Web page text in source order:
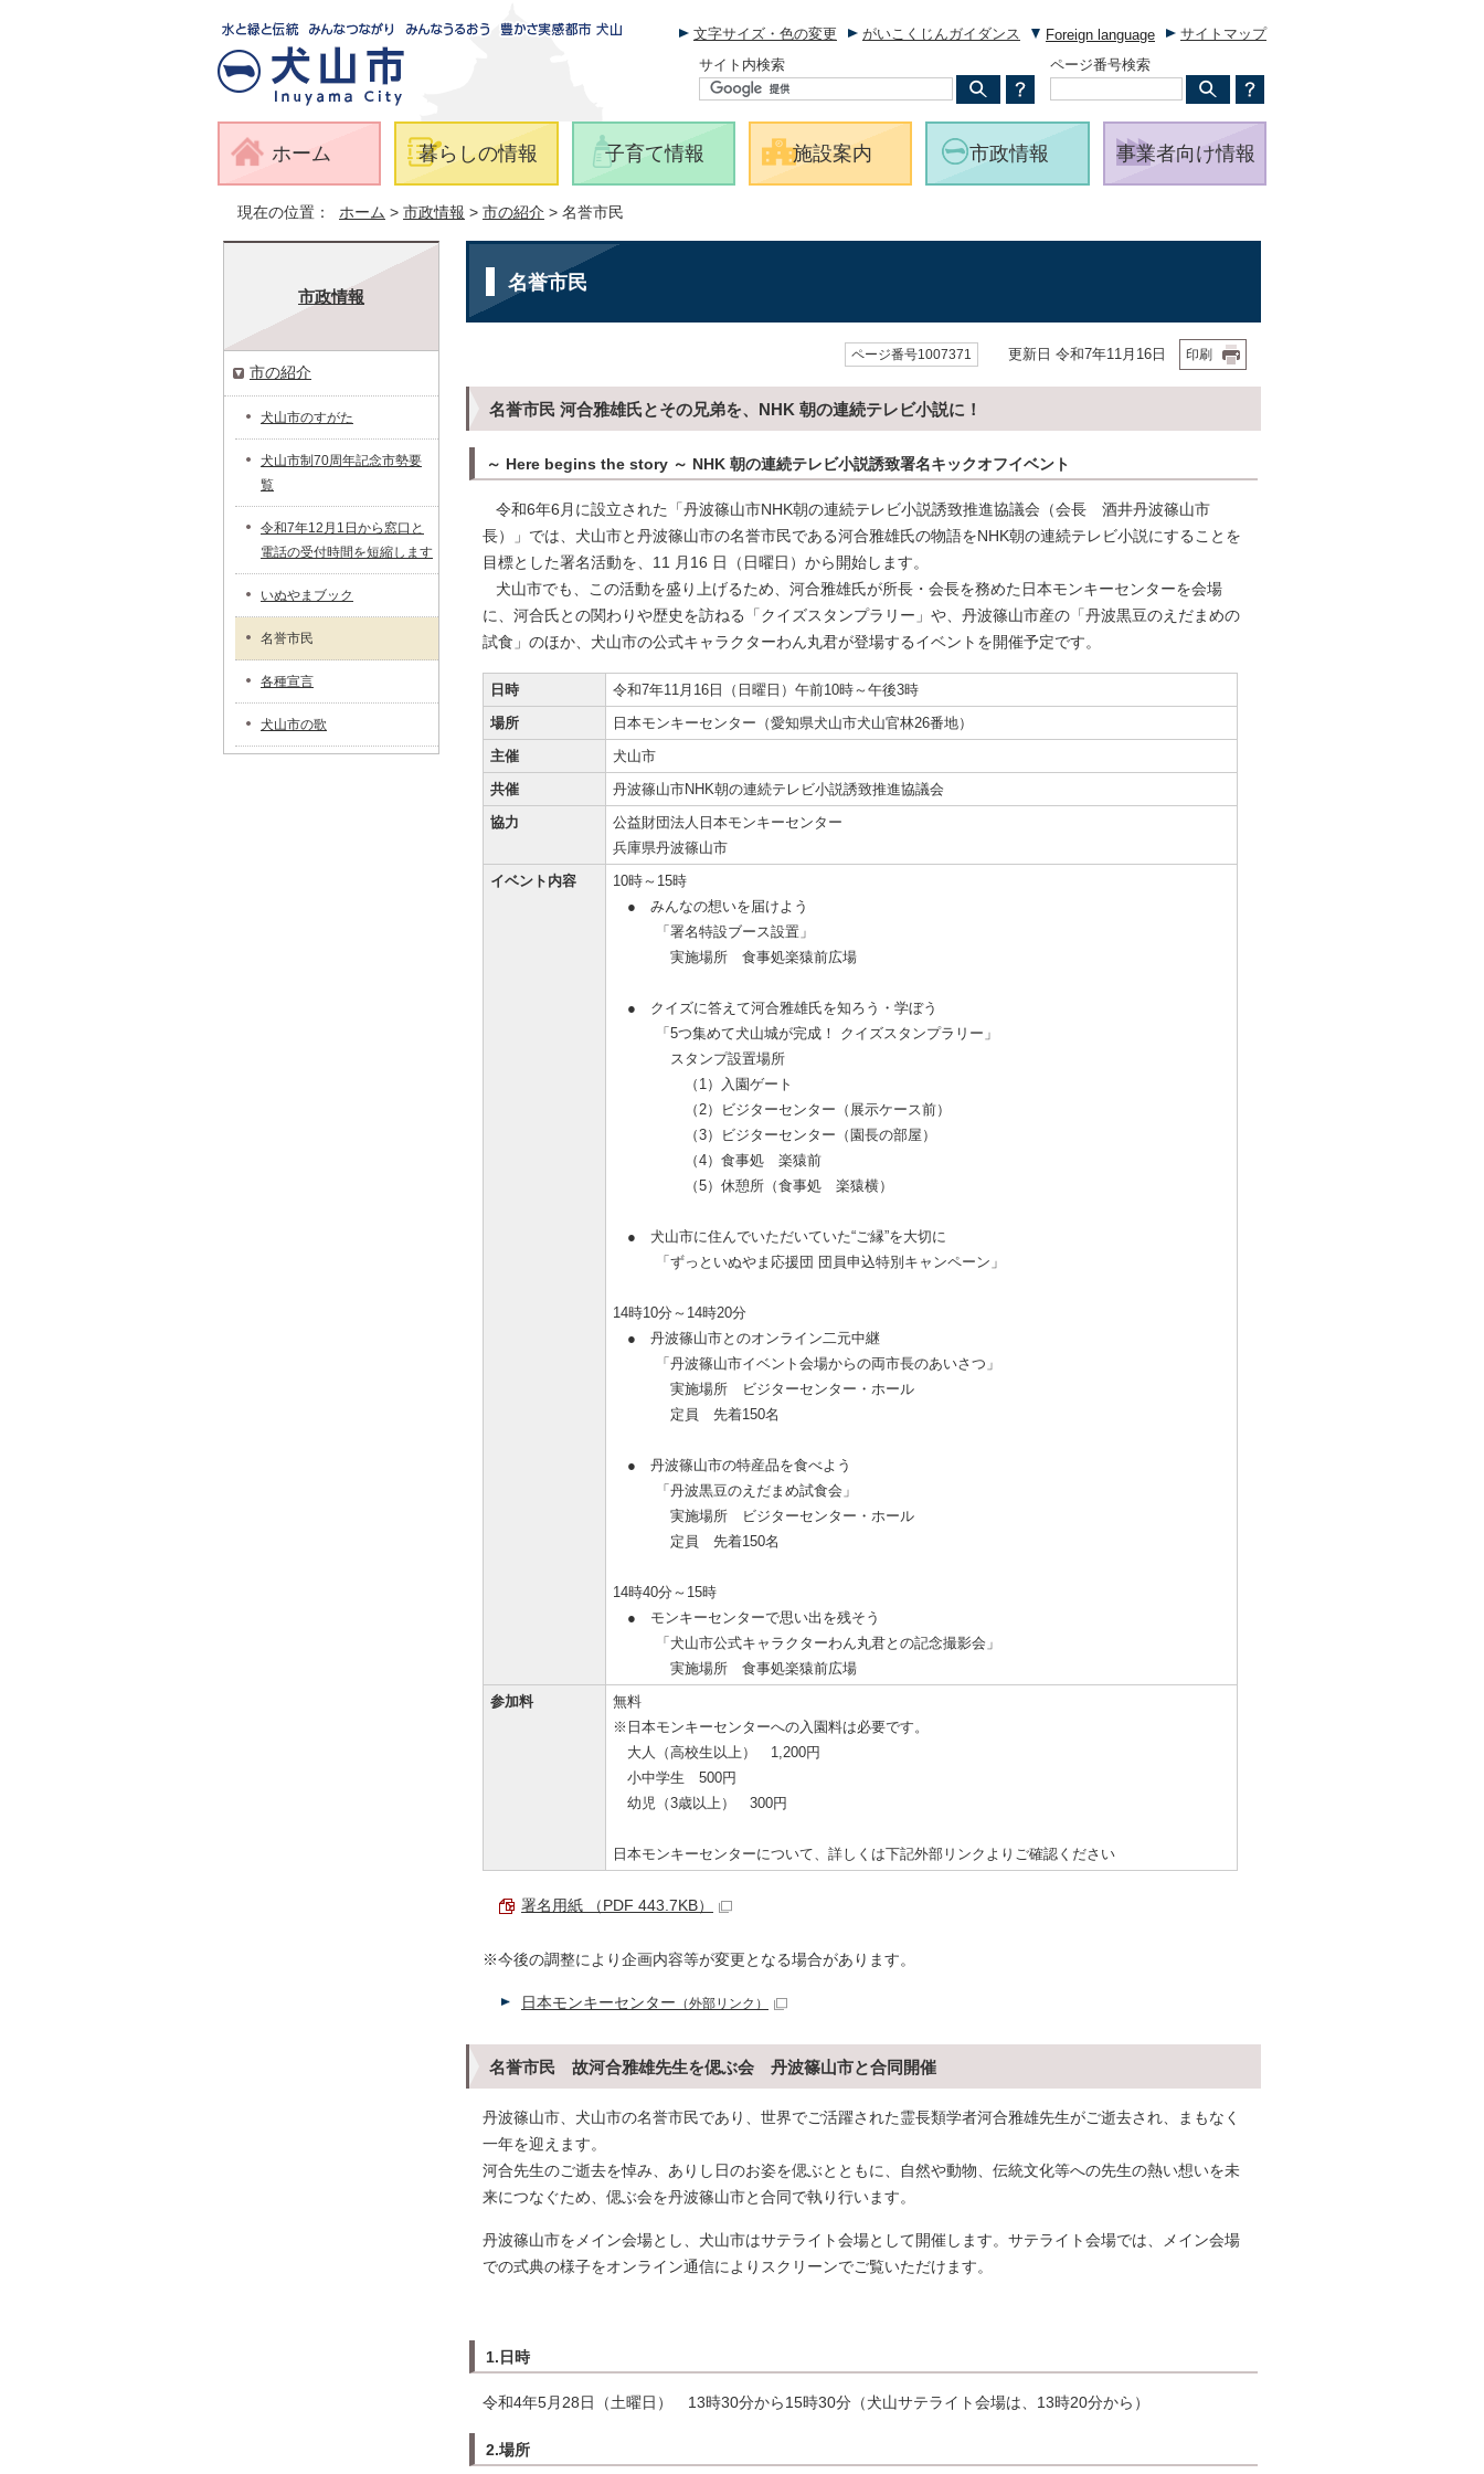
文字サイズ・色の変更 がいこくじんガイダンス Foreign language
サイトマップ
サイト内検索
ページ番号検索
ホーム 暮らしの情報 子育て情報 施設案内 市政情報 事業者向け情報
現在の位置： ホーム > 市政情報 > 市の紹介 > 名誉市民
名誉市民
ページ番号1007371 更新日 令和7年11月16日 印刷
名誉市民 河合雅雄氏とその兄弟を、NHK 朝の連続テレビ小説に！
～ Here begins the story ～ NHK 朝の連続テレビ小説誘致署名キックオフイベント
令和6年6月に設立された「丹波篠山市NHK朝の連続テレビ小説誘致推進協議会（会長 酒井丹波篠山市
長）」では、犬山市と丹波篠山市の名誉市民である河合雅雄氏の物語をNHK朝の連続テレビ小説にすることを
目標とした署名活動を、11 月16 日（日曜日）から開始します。
犬山市でも、この活動を盛り上げるため、河合雅雄氏が所長・会長を務めた日本モンキーセンターを会場
に、河合氏との関わりや歴史を訪ねる「クイズスタンプラリー」や、丹波篠山市産の「丹波黒豆のえだまめの
試食」のほか、犬山市の公式キャラクターわん丸君が登場するイベントを開催予定です。
日時
令和7年11月16日（日曜日）午前10時～午後3時
場所
日本モンキーセンター（愛知県犬山市犬山官林26番地）
主催
犬山市
共催
丹波篠山市NHK朝の連続テレビ小説誘致推進協議会
協力
公益財団法人日本モンキーセンター
兵庫県丹波篠山市
イベント内容
10時～15時
● みんなの想いを届けよう
「署名特設ブース設置」
実施場所 食事処楽猿前広場
● クイズに答えて河合雅雄氏を知ろう・学ぼう
「5つ集めて犬山城が完成！ クイズスタンプラリー」
スタンプ設置場所
（1）入園ゲート
（2）ビジターセンター（展示ケース前）
（3）ビジターセンター（園長の部屋）
（4）食事処 楽猿前
（5）休憩所（食事処 楽猿横）
● 犬山市に住んでいただいていた“ご縁”を大切に
「ずっといぬやま応援団 団員申込特別キャンペーン」
14時10分～14時20分
● 丹波篠山市とのオンライン二元中継
「丹波篠山市イベント会場からの両市長のあいさつ」
実施場所 ビジターセンター・ホール
定員 先着150名
● 丹波篠山市の特産品を食べよう
「丹波黒豆のえだまめ試食会」
実施場所 ビジターセンター・ホール
定員 先着150名
14時40分～15時
● モンキーセンターで思い出を残そう
「犬山市公式キャラクターわん丸君との記念撮影会」
実施場所 食事処楽猿前広場
参加料
無料
※日本モンキーセンターへの入園料は必要です。
大人（高校生以上） 1,200円
小中学生 500円
幼児（3歳以上） 300円
日本モンキーセンターについて、詳しくは下記外部リンクよりご確認ください
署名用紙 （PDF 443.7KB）
※今後の調整により企画内容等が変更となる場合があります。
日本モンキーセンター （外部リンク）
名誉市民 故河合雅雄先生を偲ぶ会 丹波篠山市と合同開催
丹波篠山市、犬山市の名誉市民であり、世界でご活躍された霊長類学者河合雅雄先生がご逝去され、まもなく
一年を迎えます。
河合先生のご逝去を悼み、ありし日のお姿を偲ぶとともに、自然や動物、伝統文化等への先生の熱い想いを未
来につなぐため、偲ぶ会を丹波篠山市と合同で執り行います。
丹波篠山市をメイン会場とし、犬山市はサテライト会場として開催します。サテライト会場では、メイン会場
での式典の様子をオンライン通信によりスクリーンでご覧いただけます。
1.日時
令和4年5月28日（土曜日） 13時30分から15時30分（犬山サテライト会場は、13時20分から）
2.場所
市政情報
市の紹介
犬山市のすがた
犬山市制70周年記念市勢要
覧
令和7年12月1日から窓口と
電話の受付時間を短縮します
いぬやまブック
名誉市民
各種宣言
犬山市の歌